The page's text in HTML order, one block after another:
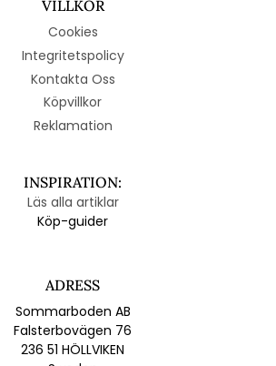
VILLKOR
Cookies
Integritetspolicy
Kontakta Oss
Köpvillkor
Reklamation
INSPIRATION:
Läs alla artiklar
Köp-guider
ADRESS
Sommarboden AB
Falsterbovägen 76
236 51 HÖLLVIKEN